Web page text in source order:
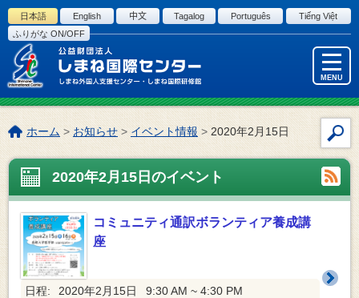
このページの本文へ
日本語 English 中文 Tagalog Português
Tiếng Việt
ふりがな ON/OFF
MENU
イ
ト
内
こ
の
ペ
ジ
ホーム> お知らせ> イベント情報 >2020年2月15日
2020年2月15日のイベント
コミュニティ通訳ボランティア養成講
座
日程: 2020年2月15日
9:30 AM ~ 4:30 PM